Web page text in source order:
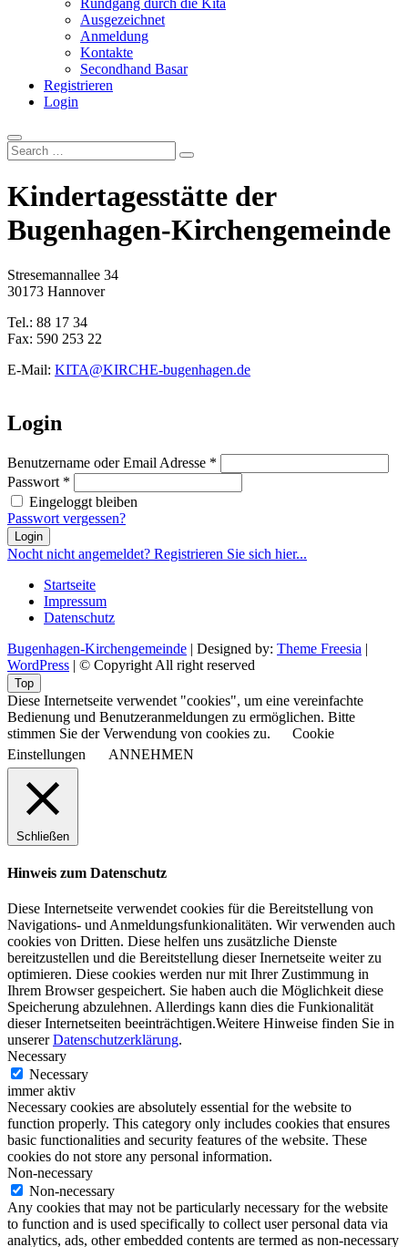
Ausgezeichnet
Anmeldung
Kontakte
Secondhand Basar
Registrieren
Login
Search
…
Kindertagesstätte der
Bugenhagen-Kirchengemeinde
Stresemannallee 34
30173 Hannover
Tel.: 88 17 34
Fax: 590 253 22
E-Mail: KITA@KIRCHE-bugenhagen.de
Login
Benutzername oder Email Adresse *
Passwort *
Eingeloggt bleiben
Passwort vergessen?
Login
Nocht nicht angemeldet? Registrieren Sie sich hier...
Startseite
Impressum
Datenschutz
Bugenhagen-Kirchengemeinde | Designed by: Theme Freesia |
WordPress | © Copyright All right reserved
Top
Diese Internetseite verwendet "cookies", um eine vereinfachte
Bedienung und Benutzeranmeldungen zu ermöglichen. Bitte
stimmen Sie der Verwendung von cookies zu.
Cookie
Einstellungen
ANNEHMEN
Schließen
Hinweis zum Datenschutz
Diese Internetseite verwendet cookies für die Bereitstellung von
Navigations- und Anmeldungsfunkionalitäten. Wir verwenden auch
cookies von Dritten. Diese helfen uns zusätzliche Dienste
bereitzustellen und die Bereitstellung dieser Inernetseite weiter zu
optimieren. Diese cookies werden nur mit Ihrer Zustimmung in
Ihrem Browser gespeichert. Sie haben auch die Möglichkeit diese
Speicherung abzulehnen. Allerdings kann dies die Funkionalität
dieser Internetseiten beeinträchtigen.Weitere Hinweise finden Sie in
unsererDatenschutzerklärung.
Necessary
Necessary
immer aktiv
Necessary cookies are absolutely essential for the website to
function properly. This category only includes cookies that ensures
basic functionalities and security features of the website. These
cookies do not store any personal information.
Non-necessary
Non-necessary
Any cookies that may not be particularly necessary for the website
to function and is used specifically to collect user personal data via
analytics, ads, other embedded contents are termed as non-necessary